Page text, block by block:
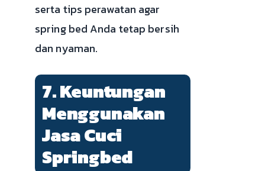
serta tips perawatan agar
spring bed Anda tetap bersih
dan nyaman.
7. Keuntungan
Menggunakan
Jasa Cuci
Springbed